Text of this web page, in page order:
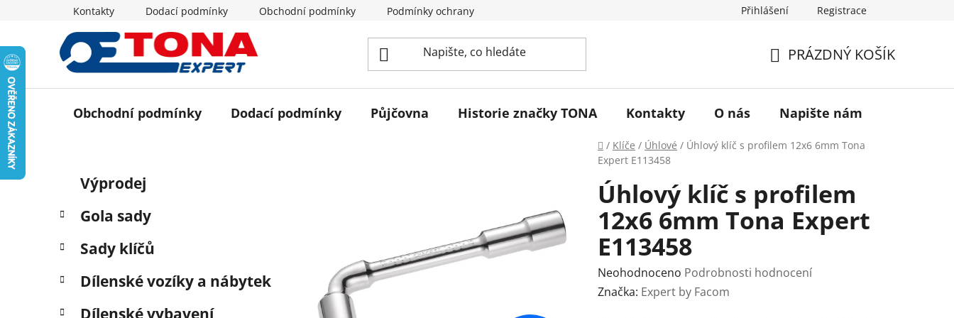
Kontakty Dodací podmínky Obchodní podmínky Podmínky ochrany osobních údajů Historie značky TONA
Přihlášení Registrace
KOŠÍK
PRÁZDNÝ KOŠÍK
Obchodní podmínky Dodací podmínky Půjčovna Historie značky TONA Kontakty O nás Napište nám
Domů
/ Klíče / Úhlové / Úhlový klíč s profilem 12x6 6mm Tona
Expert E113458
s
r
n
n
Přeskočit
kategorie
e
o
i
Výprodej
Gola sady
Sady klíčů
Dílenské vozíky a nábytek
Dílenské vybavení
Úhlový klíč s profilem
12x6 6mm Tona Expert
E113458
Průměrné
hodnocení
Neohodnoceno Podrobnosti hodnocení
Značka: Expert by Facom